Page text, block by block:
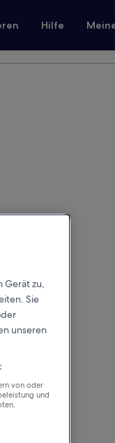
Hilfe
zu,
Sie
unseren
von oder
und